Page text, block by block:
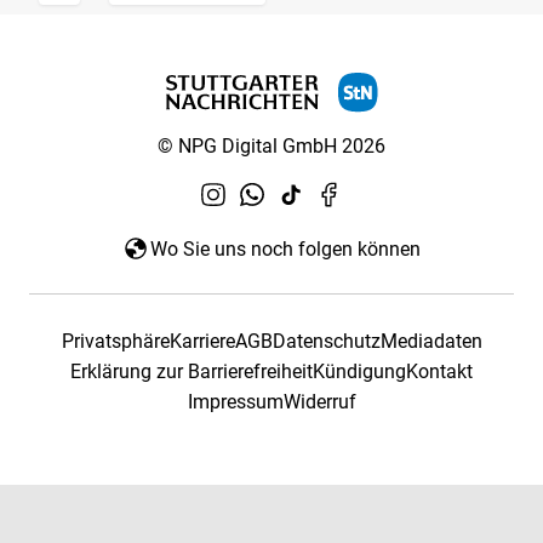
© NPG Digital GmbH 2026
Wo Sie uns noch folgen können
PrivatsphäreKarriereAGBDatenschutzMediadaten
Erklärung zur BarrierefreiheitKündigungKontakt
ImpressumWiderruf